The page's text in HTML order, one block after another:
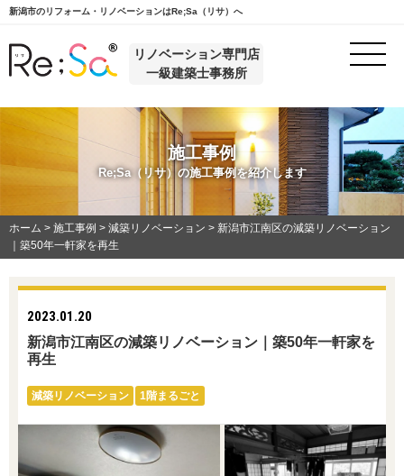
新潟市のリフォーム・リノベーションはRe;Sa（リサ）へ
リノベーション専門店
一級建築士事務所
施工事例
Re;Sa（リサ）の施工事例を紹介します
ホーム > 施工事例 > 減築リノベーション > 新潟市江南区の減築リノベーション
｜築50年一軒家を再生
2023.01.20
新潟市江南区の減築リノベーション｜築50年一軒家を
再生
減築リノベーション 1階まるごと